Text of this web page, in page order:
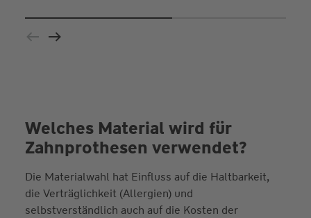
Welches Material wird für
Zahnprothesen verwendet?
Die Materialwahl hat Einfluss auf die Haltbarkeit,
die Verträglichkeit (Allergien) und
selbstverständlich auch auf die Kosten der